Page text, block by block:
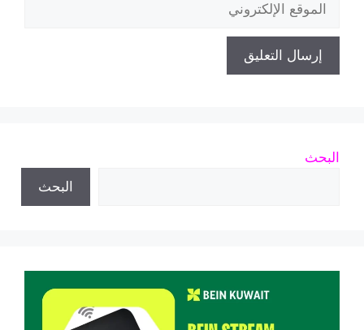
الإلكتروني
البحث
البحث